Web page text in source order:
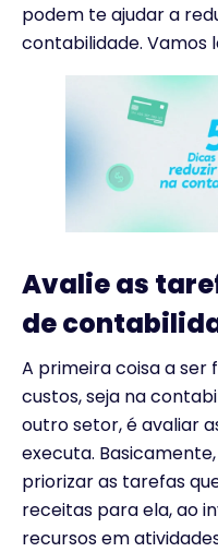
podem te ajudar a
contabilidade. Vamos
Avalie as
de
A primeira coisa a
custos, seja na
outro setor, é avaliar
executa.
priorizar as tarefas
receitas para ela, ao
recursos em